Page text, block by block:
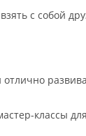
с собой
отлично
классы